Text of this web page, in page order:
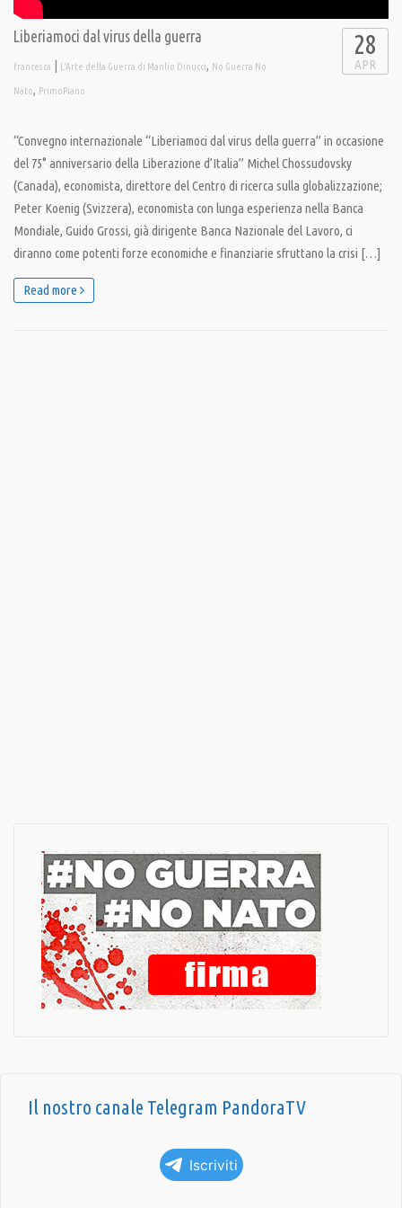
Liberiamoci dal virus della guerra
francesca | L'Arte della Guerra di Manlio Dinucci, No Guerra No
Nato, PrimoPiano
28
APR
“Convegno internazionale “Liberiamoci dal virus della guerra” in occasione
del 75° anniversario della Liberazione d’Italia” Michel Chossudovsky
(Canada), economista, direttore del Centro di ricerca sulla globalizzazione;
Peter Koenig (Svizzera), economista con lunga esperienza nella Banca
Mondiale, Guido Grossi, già dirigente Banca Nazionale del Lavoro, ci
diranno come potenti forze economiche e finanziarie sfruttano la crisi […]
Read more
Il nostro canale Telegram PandoraTV
Iscriviti